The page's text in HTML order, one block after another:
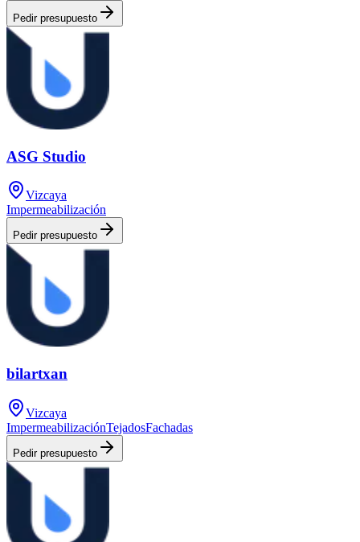
Pedir presupuesto
ASG Studio
Vizcaya
Impermeabilización
Pedir presupuesto
bilartxan
Vizcaya
ImpermeabilizaciónTejadosFachadas
Pedir presupuesto